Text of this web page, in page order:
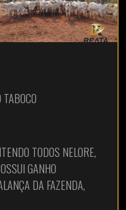
TODOS NELORE,
GANHO
DA FAZENDA,